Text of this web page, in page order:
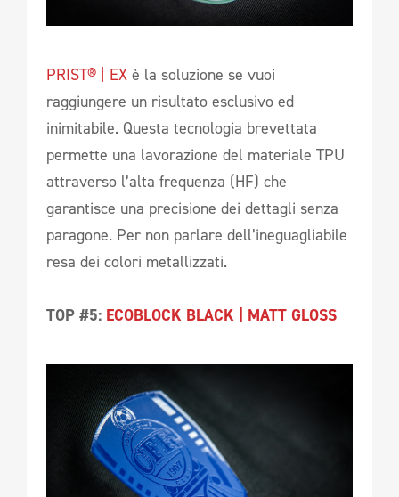
PRIST® | EX è la soluzione se vuoi
raggiungere un risultato esclusivo ed
inimitabile. Questa tecnologia brevettata
permette una lavorazione del materiale TPU
attraverso l’alta frequenza (HF) che
garantisce una precisione dei dettagli senza
paragone. Per non parlare dell’ineguagliabile
resa dei colori metallizzati.
TOP #5: ECOBLOCK BLACK | MATT GLOSS